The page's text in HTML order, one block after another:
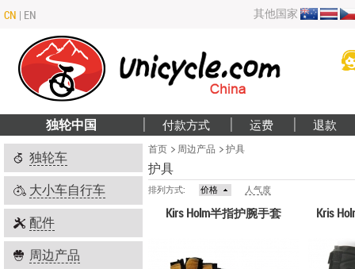
CN | EN 其他国家
独轮中国 付款方式 运费 退款
独轮车
大小车自行车
配件
周边产品
首页 周边产品 护具
护具
排列方式: 价格 人气度
Kirs Holm半指护腕手套 Kris